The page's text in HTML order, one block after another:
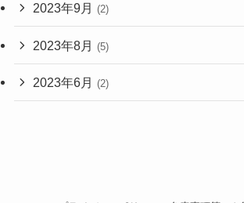
2023年9月 (2)
2023年8月 (5)
2023年6月 (2)